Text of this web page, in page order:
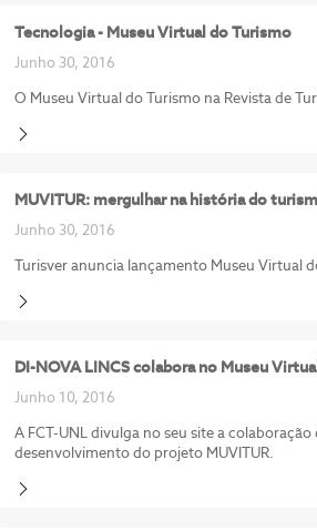
Tecnologia - Museu Virtual do Turismo
Junho 30, 2016
O Museu Virtual do Turismo na Revista de
MUVITUR: mergulhar na história do
Junho 30, 2016
Turisver anuncia lançamento Museu Virtual
DI-NOVA LINCS colabora no Museu
Junho 10, 2016
A FCT-UNL divulga no seu site a colaboração
desenvolvimento do projeto MUVITUR.